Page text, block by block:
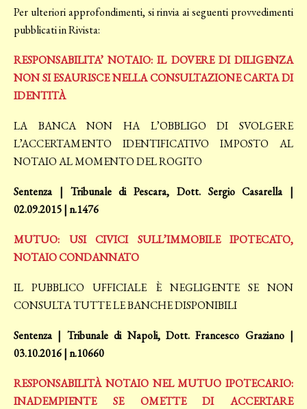
Per ulteriori approfondimenti, si rinvia ai seguenti provvedimenti
pubblicati in Rivista:
RESPONSABILITA’ NOTAIO: IL DOVERE DI DILIGENZA
NON SI ESAURISCE NELLA CONSULTAZIONE CARTA DI
IDENTITÀ
LA BANCA NON HA L’OBBLIGO DI SVOLGERE
L’ACCERTAMENTO IDENTIFICATIVO IMPOSTO AL
NOTAIO AL MOMENTO DEL ROGITO
Sentenza | Tribunale di Pescara, Dott. Sergio Casarella |
02.09.2015 | n.1476
MUTUO: USI CIVICI SULL’IMMOBILE IPOTECATO,
NOTAIO CONDANNATO
IL PUBBLICO UFFICIALE È NEGLIGENTE SE NON
CONSULTA TUTTE LE BANCHE DISPONIBILI
Sentenza | Tribunale di Napoli, Dott. Francesco Graziano |
03.10.2016 | n.10660
RESPONSABILITÀ NOTAIO NEL MUTUO IPOTECARIO:
INADEMPIENTE SE OMETTE DI ACCERTARE